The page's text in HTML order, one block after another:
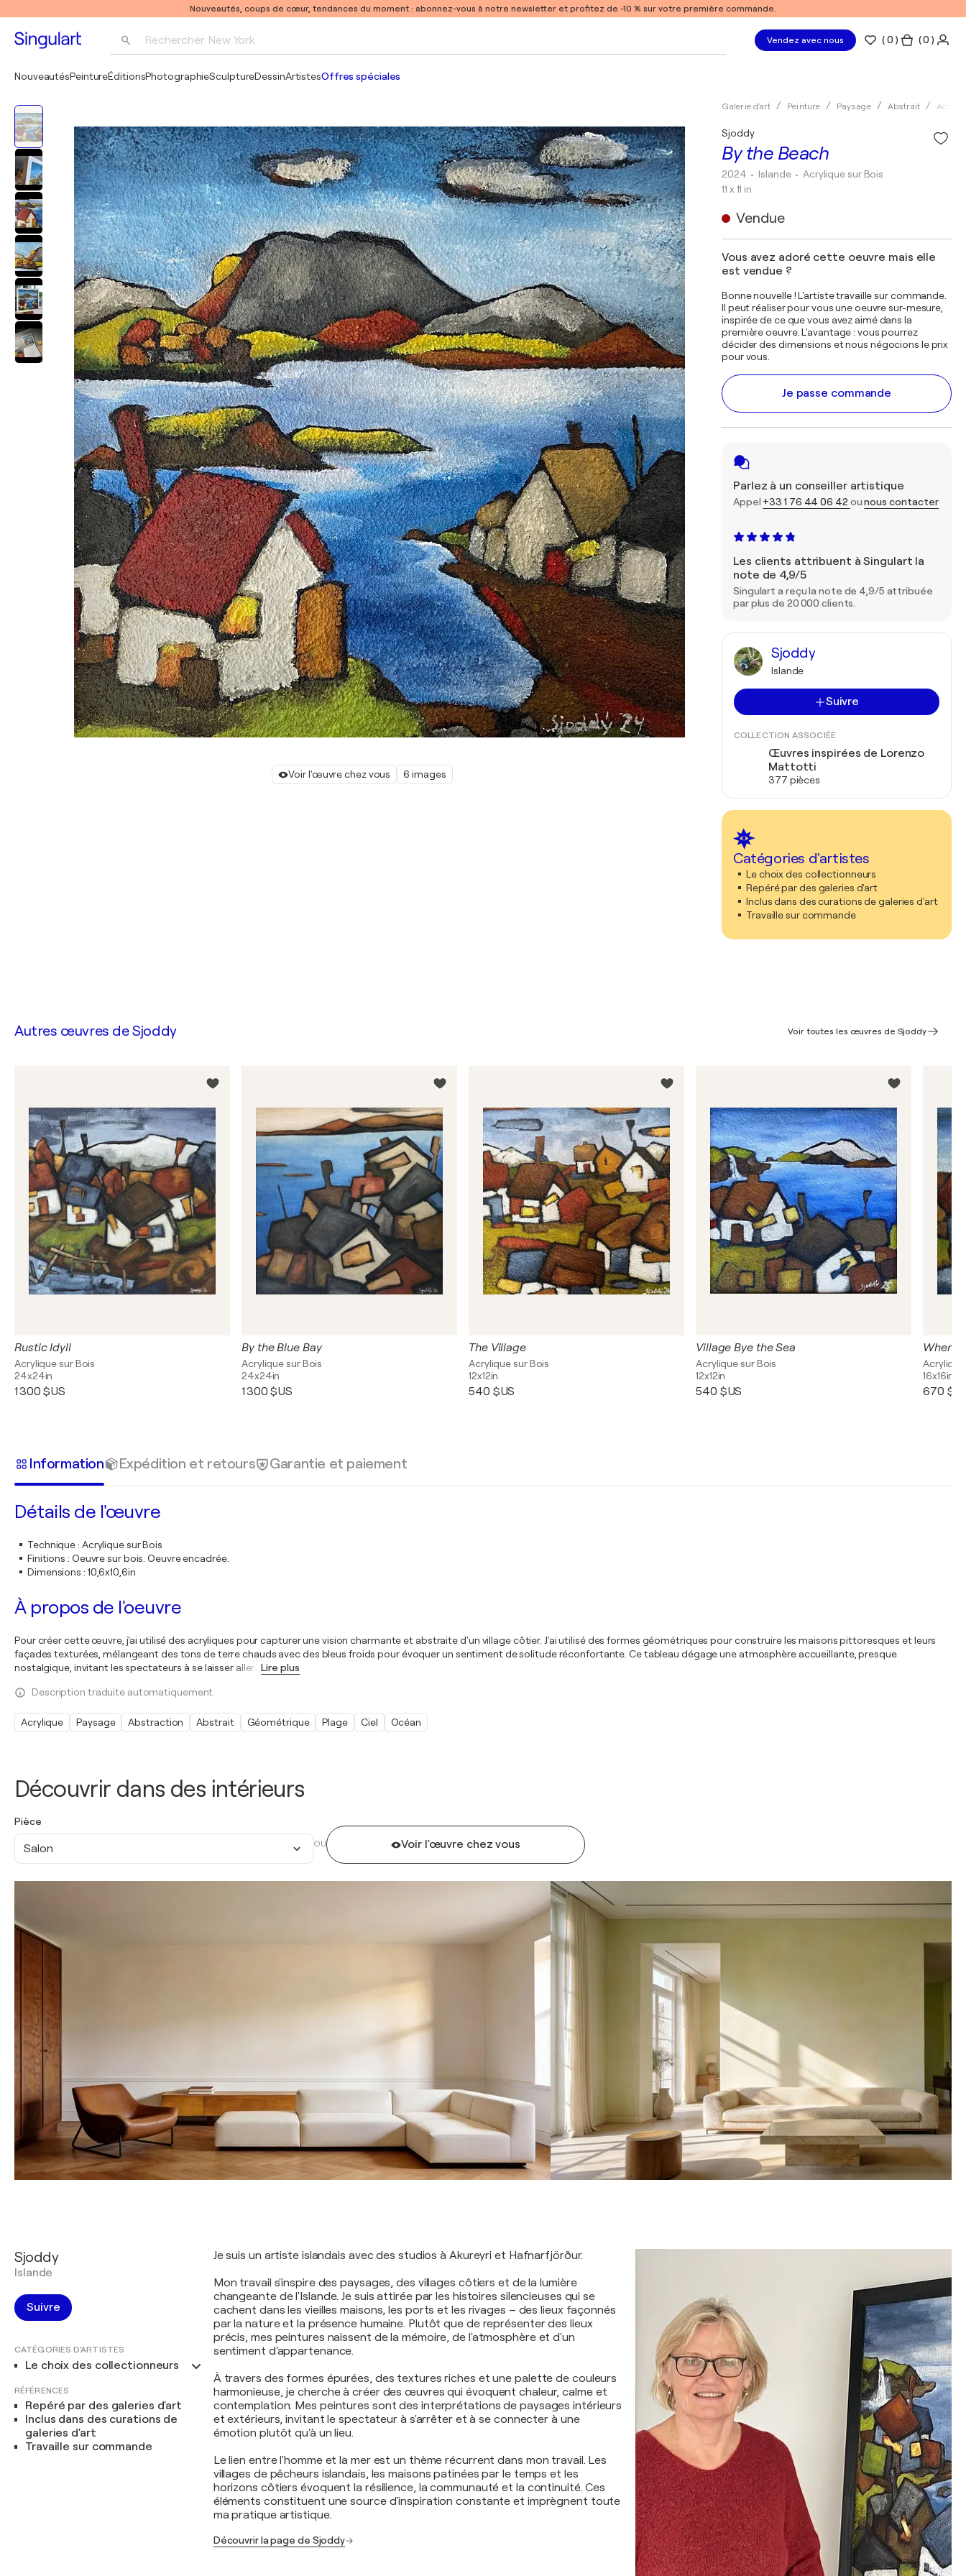
Nouveautés, coups de cœur, tendances du moment : abonnez-vous à notre newsletter et profitez de -10 % sur votre première commande.
Rechercher New York
Pablo Picasso
Vendez avec nous (0 ) ( 0 )
NouveautésPeintureÉditionsPhotographieSculptureDessinArtistesOffres spéciales
Voir l'œuvre chez vous 6 images
Galerie d'art Peinture Paysage Abstrait
By the Beach
Sjoddy
2024 • Islande • Acrylique sur Bois
11 x 11 in
Vendue
Vous avez adoré cette oeuvre mais elle
est vendue ?
Bonne nouvelle ! L'artiste travaille sur commande.
Il peut réaliser pour vous une oeuvre sur-mesure,
inspirée de ce que vous avez aimé dans la
première oeuvre. L'avantage : vous pourrez
décider des dimensions et nous négocions le prix
pour vous.
Je passe commande
Parlez à un conseiller artistique
Appel +33 1 76 44 06 42 ounous contacter
Les clients attribuent à Singulart la
note de 4,9/5
Singulart a reçu la note de 4,9/5 attribuée
par plus de 20 000 clients.
Sjoddy
Islande
Suivre
COLLECTION ASSOCIÉE
Œuvres inspirées de Lorenzo
Mattotti
377 pièces
Catégories d'artistes
Le choix des collectionneurs
Repéré par des galeries d'art
Inclus dans des curations de galeries d'art
Travaille sur commande
Découvrir dans des intérieurs
Pièce
Salon OU Voir l'œuvre chez vous
Autres œuvres deSjoddy Voir toutes les œuvres de Sjoddy
Rustic Idyll
Acrylique sur Bois
24x24in
1 300 $US
By the Blue Bay
Acrylique sur Bois
24x24in
1 300 $US
The Village
Acrylique sur Bois
12x12in
540 $US
Village Bye the Sea
Acrylique sur Bois
12x12in
540 $US
Where
16x16in
670
Information Expédition et retours Garantie et paiement
Détails de l'œuvre
Technique: Acrylique sur Bois
Finitions : Oeuvre sur bois. Oeuvre encadrée.
Dimensions : 10,6x10,6in
À propos de l'oeuvre
Pour créer cette œuvre, j'ai utilisé des acryliques pour capturer une vision charmante et abstraite d'un village côtier. J'ai utilisé des formes géométriques pour construire les maisons pittoresques et leurs
façades texturées, mélangeant des tons de terre chauds avec des bleus froids pour évoquer un sentiment de solitude réconfortante. Ce tableau dégage une atmosphère accueillante, presque
nostalgique, invitant les spectateurs à se laisser aller… Lire plus
Description traduite automatiquement.
Acrylique Paysage Abstraction Abstrait Géométrique Plage Ciel Océan
Sjoddy
Islande
Suivre
CATÉGORIES D'ARTISTES
Le choix des collectionneurs
RÉFÉRENCES
Repéré par des galeries d'art
Inclus dans des curations de
galeries d'art
Travaille sur commande
Je suis un artiste islandais avec des studios à Akureyri et Hafnarfjörður.
Mon travail s'inspire des paysages, des villages côtiers et de la lumière
changeante de l'Islande. Je suis attirée par les histoires silencieuses qui se
cachent dans les vieilles maisons, les ports et les rivages – des lieux façonnés
par la nature et la présence humaine. Plutôt que de représenter des lieux
précis, mes peintures naissent de la mémoire, de l'atmosphère et d'un
sentiment d'appartenance.
À travers des formes épurées, des textures riches et une palette de couleurs
harmonieuse, je cherche à créer des œuvres qui évoquent chaleur, calme et
contemplation. Mes peintures sont des interprétations de paysages intérieurs
et extérieurs, invitant le spectateur à s'arrêter et à se connecter à une
émotion plutôt qu'à un lieu.
Le lien entre l'homme et la mer est un thème récurrent dans mon travail. Les
villages de pêcheurs islandais, les maisons patinées par le temps et les
horizons côtiers évoquent la résilience, la communauté et la continuité. Ces
éléments constituent une source d'inspiration constante et imprègnent toute
ma pratique artistique.
Découvrir la page de Sjoddy